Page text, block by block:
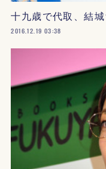
十九歳で代取、結
2016.12.19 03:38